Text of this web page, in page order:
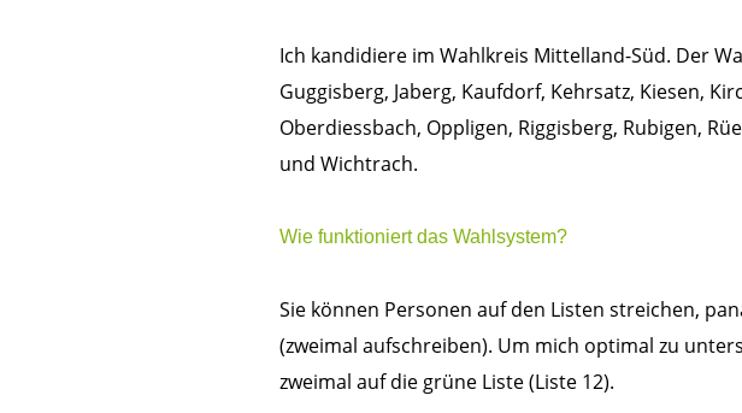
Ich kandidiere im Wahlkreis Mittelland-Süd. Der
Guggisberg, Jaberg, Kaufdorf, Kehrsatz, Kiesen,
Oberdiessbach, Oppligen, Riggisberg, Rubigen,
und Wichtrach.
Wie funktioniert das Wahlsystem?
Sie können Personen auf den Listen streichen,
(zweimal aufschreiben). Um mich optimal zu
zweimal auf die grüne Liste (Liste 12).